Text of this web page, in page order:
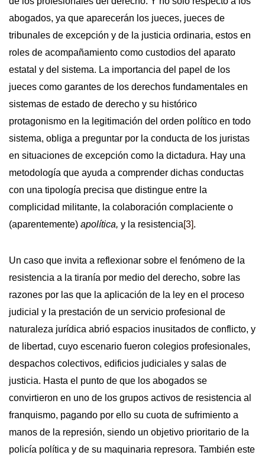
abogados, ya que aparecerán los jueces, jueces de
tribunales de excepción y de la justicia ordinaria, estos en
roles de acompañamiento como custodios del aparato
estatal y del sistema. La importancia del papel de los
jueces como garantes de los derechos fundamentales en
sistemas de estado de derecho y su histórico
protagonismo en la legitimación del orden político en todo
sistema, obliga a preguntar por la conducta de los juristas
en situaciones de excepción como la dictadura. Hay una
metodología que ayuda a comprender dichas conductas
con una tipología precisa que distingue entre la
complicidad militante, la colaboración complaciente o
(aparentemente) apolítica, y la resistencia[3].
Un caso que invita a reflexionar sobre el fenómeno de la
resistencia a la tiranía por medio del derecho, sobre las
razones por las que la aplicación de la ley en el proceso
judicial y la prestación de un servicio profesional de
naturaleza jurídica abrió espacios inusitados de conflicto, y
de libertad, cuyo escenario fueron colegios profesionales,
despachos colectivos, edificios judiciales y salas de
justicia. Hasta el punto de que los abogados se
convirtieron en uno de los grupos activos de resistencia al
franquismo, pagando por ello su cuota de sufrimiento a
manos de la represión, siendo un objetivo prioritario de la
policía política y de su maquinaria represora. También este